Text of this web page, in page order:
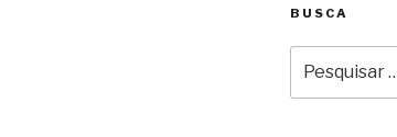
BUSCA
por: